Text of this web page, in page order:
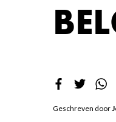
Geschreven door